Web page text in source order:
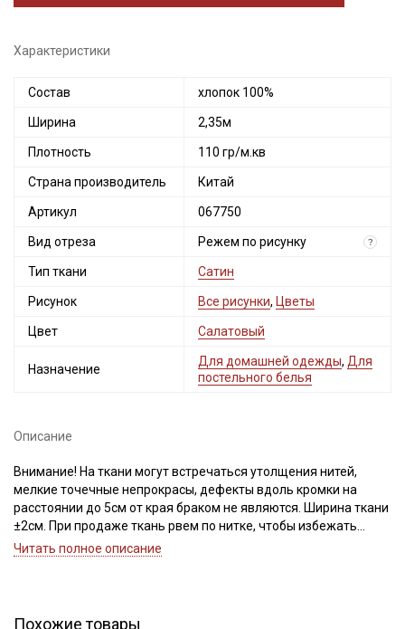
Характеристики
Состав хлопок 100%
Ширина 2,35м
Плотность 110 гр/м.кв
Страна производитель Китай
Артикул 067750
Вид отреза Режем по рисунку ?
Тип ткани Сатин
Рисунок Все рисунки, Цветы
Цвет Салатовый
Назначение
Для домашней одежды, Для
постельного белья
Описание
Внимание! На ткани могут встречаться утолщения нитей,
мелкие точечные непрокрасы, дефекты вдоль кромки на
расстоянии до 5см от края браком не являются. Ширина ткани
±2см. При продаже ткань рвем по нитке, чтобы избежать
перекоса ткани при дальнейшей обработке. Важно, при
заказе.
Читать полное описание
Похожие товары
Секретная рассылка от Купава
категории тканей